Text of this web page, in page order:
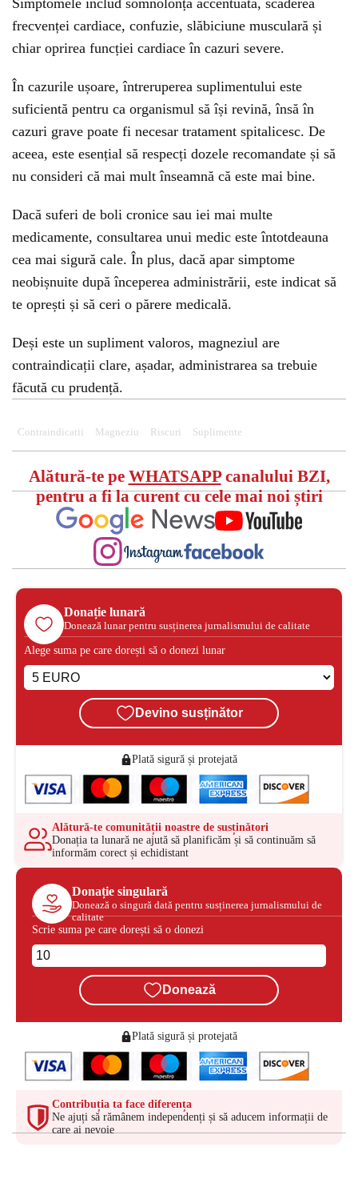
Simptomele includ somnolonță accentuată, scăderea
frecvenței cardiace, confuzie, slăbiciune musculară și
chiar oprirea funcției cardiace în cazuri severe.
În cazurile ușoare, întreruperea suplimentului este
suficientă pentru ca organismul să își revină, însă în
cazuri grave poate fi necesar tratament spitalicesc. De
aceea, este esențial să respecți dozele recomandate și să
nu consideri că mai mult înseamnă că este mai bine.
Dacă suferi de boli cronice sau iei mai multe
medicamente, consultarea unui medic este întotdeauna
cea mai sigură cale. În plus, dacă apar simptome
neobișnuite după începerea administrării, este indicat să
te oprești și să ceri o părere medicală.
Deși este un supliment valoros, magneziul are
contraindicații clare, așadar, administrarea sa trebuie
făcută cu prudență.
Contraindicatii Magneziu Riscuri Suplimente
Alătură-te pe WHATSAPPcanalului BZI,
pentru a fi la curent cu cele mai noi știri
Donație lunară
Donează lunar pentru susținerea jurnalismului de calitate
Alege suma pe care dorești să o donezi lunar
Devino susținător
Plată sigură și protejată
Alătură-te comunității noastre de susținători
Donația ta lunară ne ajută să planificăm și să continuăm să
informăm corect și echidistant
Donație singulară
Donează o singură dată pentru susținerea jurnalismului de
calitate
Scrie suma pe care dorești să o donezi
Donează
Plată sigură și protejată
Contribuția ta face diferența
Ne ajuți să rămânem independenți și să aducem informații de
care ai nevoie